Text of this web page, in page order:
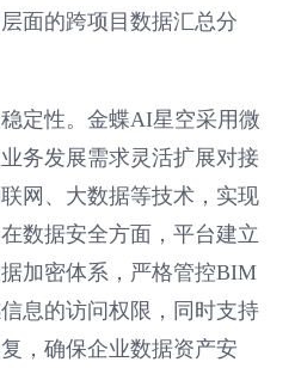
面的跨项目数据汇总分
定性。金蝶AI星空采用微
务发展需求灵活扩展对接
网、大数据等技术，实现
数据安全方面，平台建立
加密体系，严格管控BIM
息的访问权限，同时支持
，确保企业数据资产安